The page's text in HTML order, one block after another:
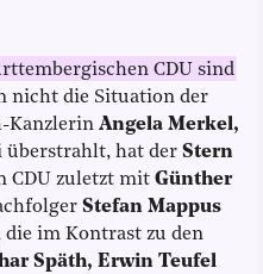
CDU sind
nicht die Situation der
Kanzlerin Angela Merkel,
überstrahlt, hat der Stern
CDU zuletzt mit Günther
Stefan Mappus
die im Kontrast zu den
Späth, Erwin Teufel